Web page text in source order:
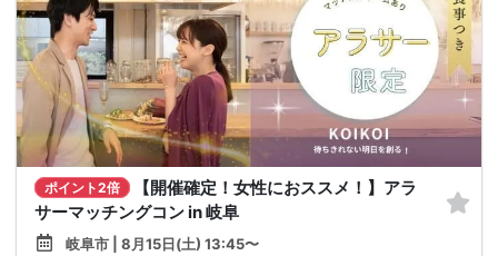
ポイント2倍
【開催確定！女性におススメ！】アラ
サーマッチングコン in 岐阜
岐阜市 | 8月15日(土) 13:45〜